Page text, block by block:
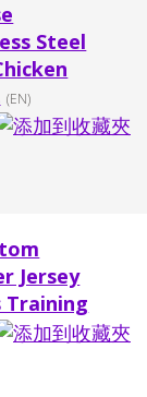
Steel
(EN)
Jersey
Training